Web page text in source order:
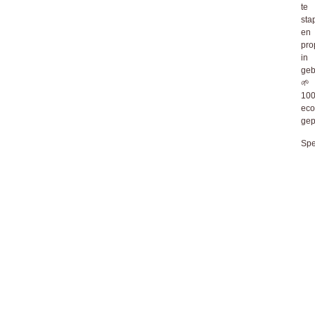
te
en
in
🌱